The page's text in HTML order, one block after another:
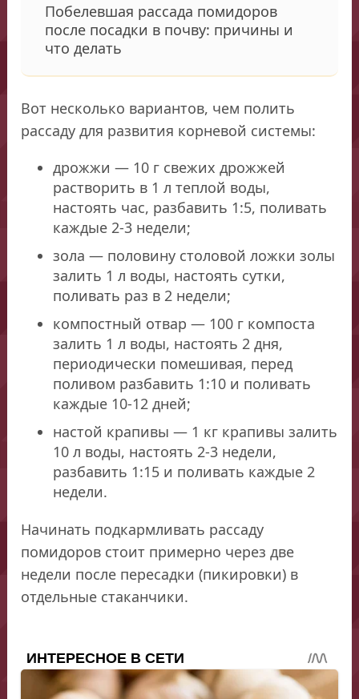
Побелевшая рассада помидоров
после посадки в почву: причины и
что делать
Вот несколько вариантов, чем полить
рассаду для развития корневой системы:
дрожжи — 10 г свежих дрожжей
растворить в 1 л теплой воды,
настоять час, разбавить 1:5, поливать
каждые 2-3 недели;
зола — половину столовой ложки золы
залить 1 л воды, настоять сутки,
поливать раз в 2 недели;
компостный отвар — 100 г компоста
залить 1 л воды, настоять 2 дня,
периодически помешивая, перед
поливом разбавить 1:10 и поливать
каждые 10-12 дней;
настой крапивы — 1 кг крапивы залить
10 л воды, настоять 2-3 недели,
разбавить 1:15 и поливать каждые 2
недели.
Начинать подкармливать рассаду
помидоров стоит примерно через две
недели после пересадки (пикировки) в
отдельные стаканчики.